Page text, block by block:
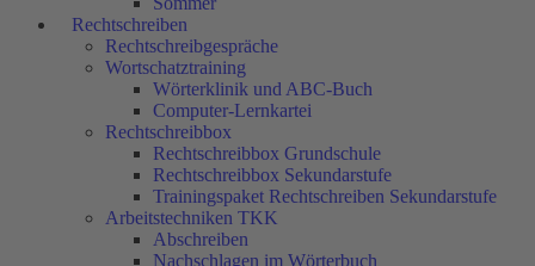
Rechtschreiben
Rechtschreibgespräche
Wortschatztraining
Wörterklinik und ABC-Buch
Computer-Lernkartei
Rechtschreibbox
Rechtschreibbox Grundschule
Rechtschreibbox Sekundarstufe
Trainingspaket Rechtschreiben Sekundarstufe
Arbeitstechniken TKK
Abschreiben
Nachschlagen im Wörterbuch